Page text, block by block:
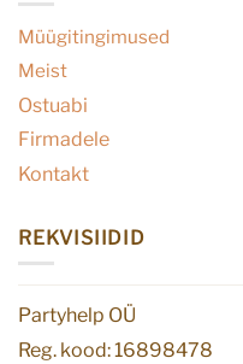
Müügitingimused
Meist
Ostuabi
Firmadele
Kontakt
REKVISIIDID
Partyhelp OÜ
Reg. kood: 16898478